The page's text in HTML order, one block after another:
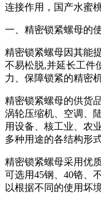
连接作用，国产水蜜
一、精密锁紧螺母的
精密锁紧螺母因其能
不易松脱,并延长工件
力、保障锁紧的精密
精密锁紧螺母的供货
涡轮压缩机、空调、
用设备、核工业、农
多种用途的各结构形
精密锁紧螺母采用优
可选用45钢、40铬、
以根据不同的使用坏